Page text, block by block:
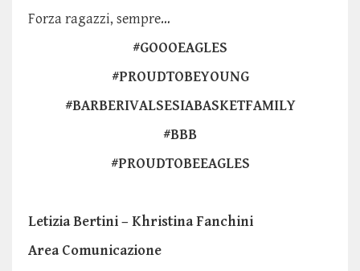
Forza ragazzi, sempre…
#GOOOEAGLES
#PROUDTOBEYOUNG
#BARBERIVALSESIABASKETFAMILY
#BBB
#PROUDTOBEEAGLES
Letizia Bertini – Khristina Fanchini
Area Comunicazione